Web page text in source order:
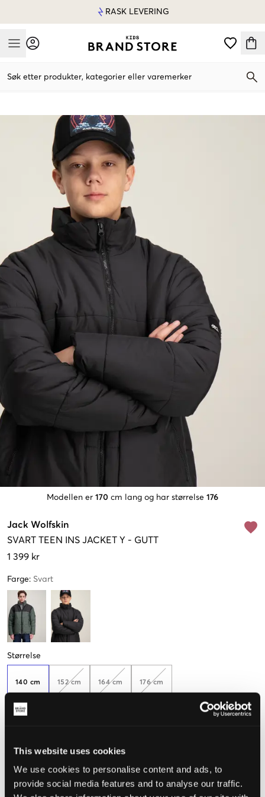
This website uses cookies
We use cookies to personalise content and ads, to
provide social media features and to analyse our traffic.
RASK LEVERING
Mobile Menu
Søk etter produkter, kategorier eller varemerker
Modellen er 170 cm lang og har størrelse 176
Jack Wolfskin
SVART TEEN INS JACKET Y - GUTT
1 399 kr
Farge: Svart
Størrelse
140 cm
Kun
igjen
152 cm 164 cm 176 cm
Liten Riktig